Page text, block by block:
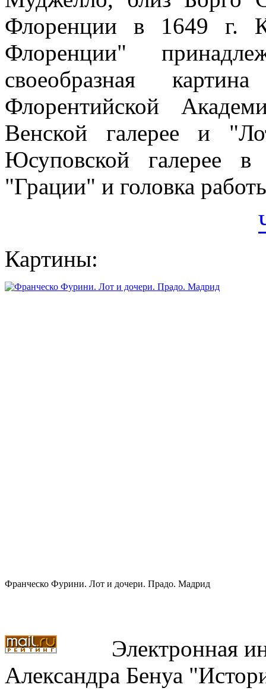
Флоренции в 1649 г.
Флоренции"
своеобразная
Флорентийской
Венской галерее и
Юсуповской галерее в
"Грации" и головка
Картины:
Франческо Фурини. Лот и дочери. Прадо. Мадрид
Электронная
Александра Бенуа